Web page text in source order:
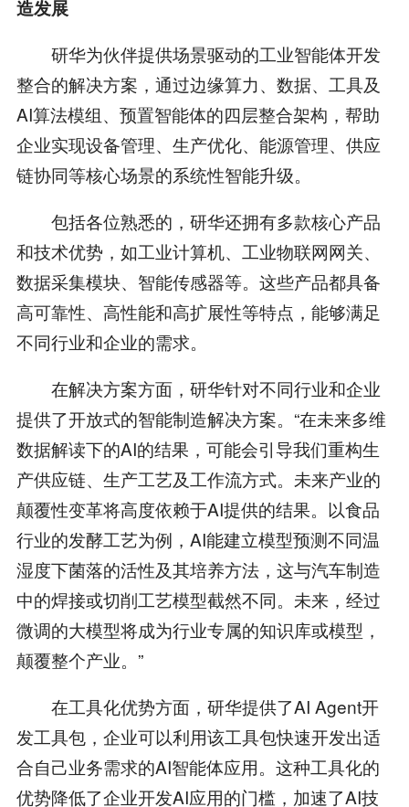
造发展
研华为伙伴提供‌场景驱动的工业智能体开发
整合的解决方案，通过边缘算力、数据、工具及
AI算法模组、预置智能体的四层整合架构，帮助
企业实现设备管理、生产优化、能源管理、供应
链协同等核心场景的系统性智能升级。
包括各位熟悉的，研华还拥有多款核心产品
和技术优势，如工业计算机、工业物联网网关、
数据采集模块、智能传感器等。这些产品都具备
高可靠性、高性能和高扩展性等特点，能够满足
不同行业和企业的需求。
在解决方案方面，研华针对不同行业和企业
提供了开放式的智能制造解决方案。“在未来多维
数据解读下的AI的结果，可能会引导我们重构生
产供应链、生产工艺及工作流方式。未来产业的
颠覆性变革将高度依赖于AI提供的结果。以食品
行业的发酵工艺为例，AI能建立模型预测不同温
湿度下菌落的活性及其培养方法，这与汽车制造
中的焊接或切削工艺模型截然不同。未来，经过
微调的大模型将成为行业专属的知识库或模型，
颠覆整个产业。”
在工具化优势方面，研华提供了AI Agent开
发工具包，企业可以利用该工具包快速开发出适
合自己业务需求的AI智能体应用。这种工具化的
优势降低了企业开发AI应用的门槛，加速了AI技